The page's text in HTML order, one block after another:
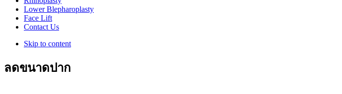
Lower Blepharoplasty
Face Lift
Contact Us
Skip to content
ลดขนาดปาก